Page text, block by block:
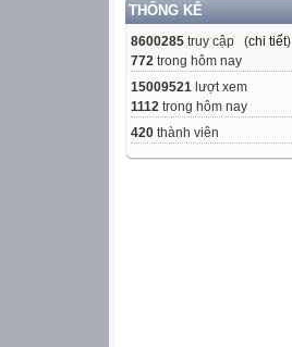
THỐNG KÊ
8600285 truy cập (chi tiết)
772 trong hôm nay
15009521 lượt xem
1112 trong hôm nay
420 thành viên